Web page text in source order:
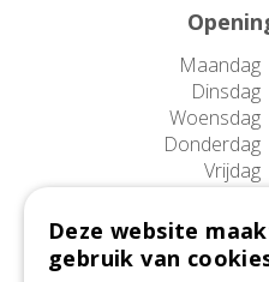
Maandag
Dinsdag
Woensdag
Donderdag
Vrijdag
Zaterdag
Zondag
Afwijkende
Deze website
gebruik van